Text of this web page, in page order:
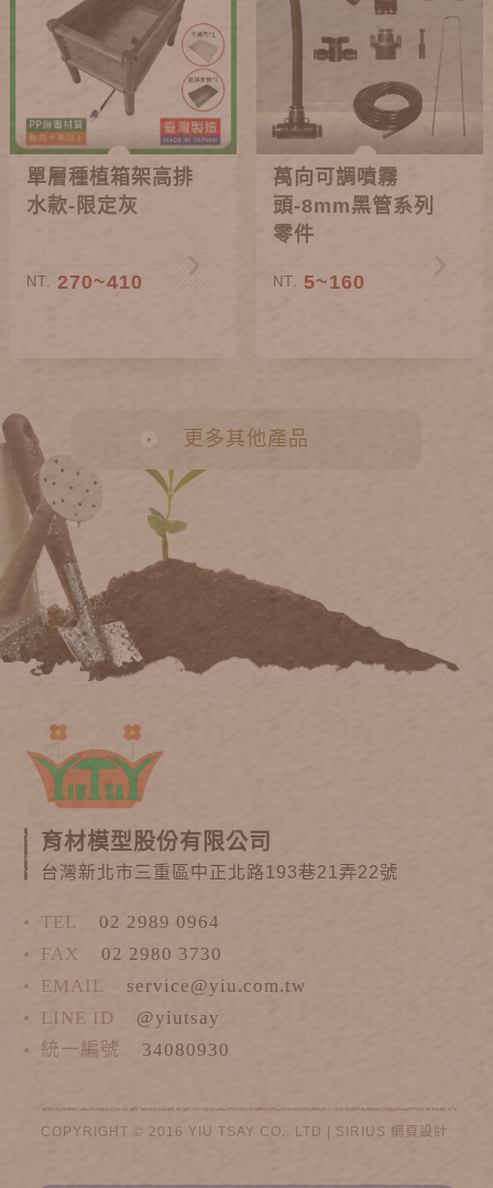
單層種植箱架高排
水款-限定灰
NT. 270~410
萬向可調噴霧
頭-8mm黑管系列
零件
NT. 5~160
更多其他產品
育材模型股份有限公司
台灣新北市三重區中正北路193巷21弄22號
TEL
02 2989 0964
FAX
02 2980 3730
EMAIL
service@yiu.com.tw
LINE ID
@yiutsay
統一編號
34080930
COPYRIGHT © 2016 YIU TSAY CO., LTD | SIRIUS 網頁設計